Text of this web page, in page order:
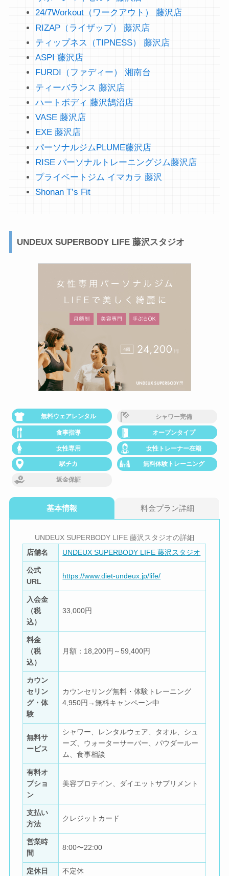
24/7Workout（ワークアウト） 藤沢店
RIZAP（ライザップ） 藤沢店
ティップネス（TIPNESS） 藤沢店
ASPI 藤沢店
FURDI（ファディー） 湘南台
ティーバランス 藤沢店
ハートボディ 藤沢鵠沼店
VASE 藤沢店
EXE 藤沢店
パーソナルジムPLUME藤沢店
RISE パーソナルトレーニングジム藤沢店
プライベートジム イマカラ 藤沢
Shonan T’s Fit
UNDEUX SUPERBODY LIFE 藤沢スタジオ
無料ウェアレンタル シャワー完備
食事指導 オープンタイプ
女性専用 女性トレーナー在籍
駅チカ 無料体験トレーニング
返金保証
基本情報 料金プラン詳細
UNDEUX SUPERBODY LIFE 藤沢スタジオの詳細
店舗名
UNDEUX SUPERBODY LIFE 藤沢スタジオ
公式
URL
https://www.diet-undeux.jp/life/
入会金
（税
込）
33,000円
料金
（税
込）
月額：18,200円～59,400円
カウン
セリン
グ・体
験
カウンセリング無料・体験トレーニング
4,950円→無料キャンペーン中
無料サ
ービス
シャワー、レンタルウェア、タオル、シュ
ーズ、ウォーターサーバー、パウダールー
ム、食事相談
有料オ
プショ
ン
美容プロテイン、ダイエットサプリメント
支払い
方法
クレジットカード
営業時
間
8:00〜22:00
定休日 不定休